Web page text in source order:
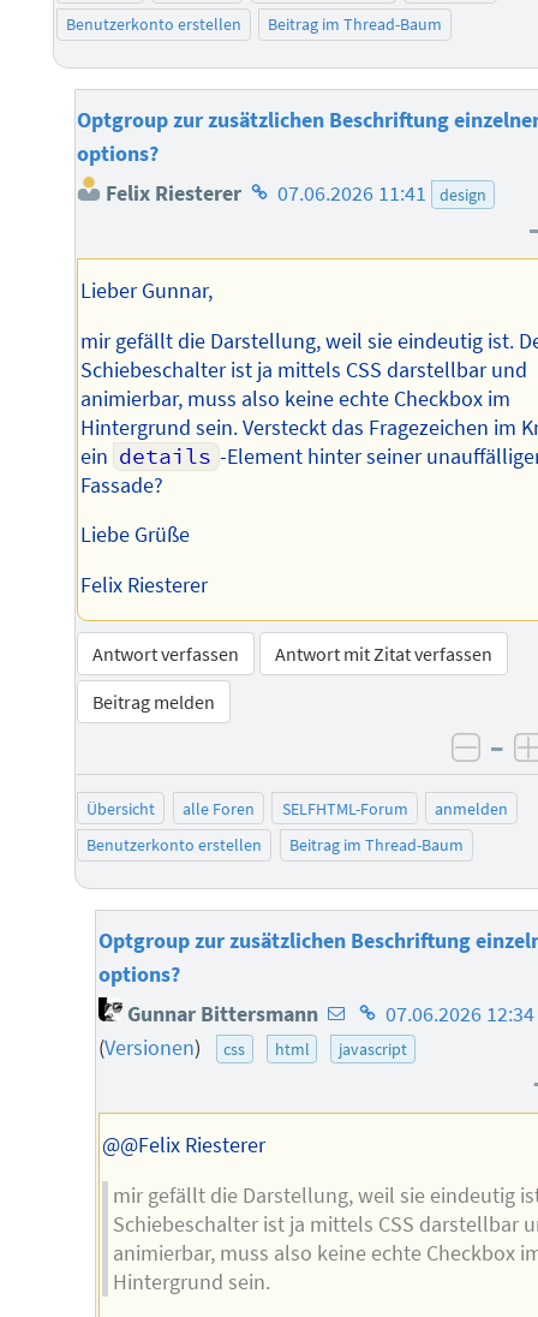
Benutzerkonto erstellen
Beitrag im Thread-Baum
Optgroup zur zusätzlichen Beschriftung
options?
Felix Riesterer Homepage
Autors
07.06.2026 11:41 design
Lieber Gunnar,
mir gefällt die Darstellung, weil sie eindeutig ist.
Schiebeschalter ist ja mittels CSS darstellbar und
animierbar, muss also keine echte Checkbox im
Hintergrund sein. Versteckt das Fragezeichen im
ein details -Element hinter seiner
Fassade?
Liebe Grüße
Felix Riesterer
Antwort verfassen
Antwort mit Zitat verfassen
Beitrag melden
–
Übersicht alle Foren SELFHTML-Forum
anmelden
Benutzerkonto erstellen
Beitrag im Thread-Baum
Optgroup zur zusätzlichen Beschriftung
options?
Gunnar Bittersmann E-
Mail-
des
Homepage
des
07.06.2026 12:34
(Versionen) css html javascript
@@Felix Riesterer
mir gefällt die Darstellung, weil sie eindeutig
Schiebeschalter ist ja mittels CSS darstellbar
animierbar, muss also keine echte Checkbox
Hintergrund sein.